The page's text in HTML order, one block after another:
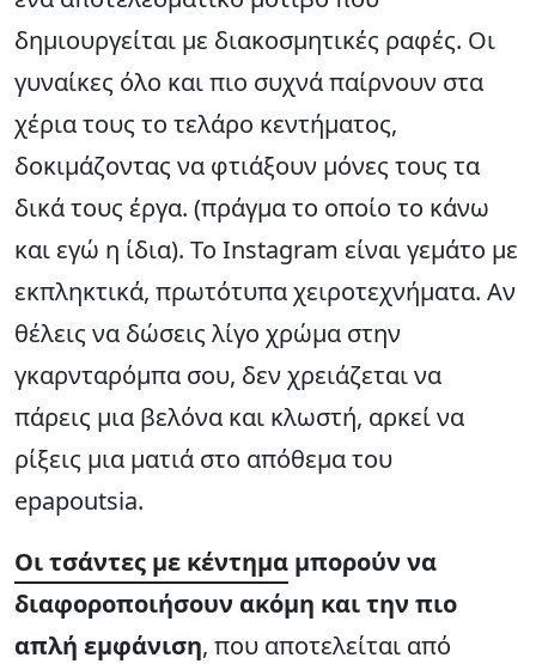
δημιουργείται με διακοσμητικές ραφές. Οι
γυναίκες όλο και πιο συχνά παίρνουν στα
χέρια τους το τελάρο κεντήματος,
δοκιμάζοντας να φτιάξουν μόνες τους τα
δικά τους έργα. (πράγμα το οποίο το κάνω
και εγώ η ίδια). Το Instagram είναι γεμάτο με
εκπληκτικά, πρωτότυπα χειροτεχνήματα. Αν
θέλεις να δώσεις λίγο χρώμα στην
γκαρνταρόμπα σου, δεν χρειάζεται να
πάρεις μια βελόνα και κλωστή, αρκεί να
ρίξεις μια ματιά στο απόθεμα του
epapoutsia.
Οι τσάντες με κέντημα μπορούν να
διαφοροποιήσουν ακόμη και την πιο
απλή εμφάνιση, που αποτελείται από